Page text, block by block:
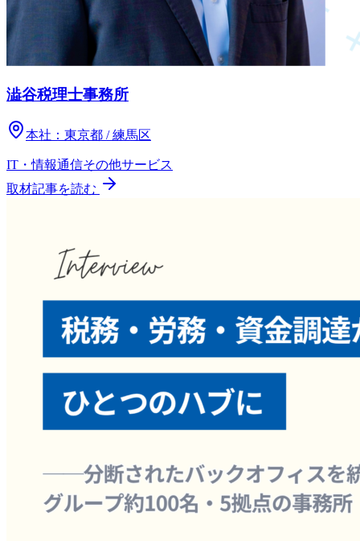
澁谷税理士事務所
本社： 東京都 / 練馬区
IT・情報通信その他サービス
取材記事を読む